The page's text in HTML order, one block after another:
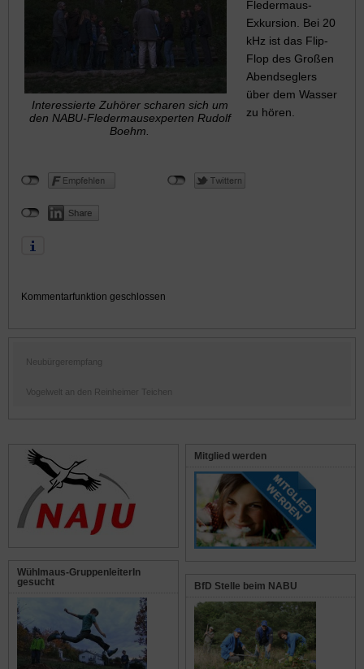
Interessierte Zuhörer scharen sich um
den NABU-Fledermausexperten Rudolf
Boehm.
Fledermaus-
Exkursion. Bei 20
kHz ist das Flip-
Flop des Großen
Abendseglers
über dem Wasser
zu hören.
Kommentarfunktion geschlossen
Neubürgerempfang
Vogelwelt an den Reinheimer Teichen
Mitglied werden
BfD Stelle beim NABU
Wühlmaus-GruppenleiterIn
gesucht